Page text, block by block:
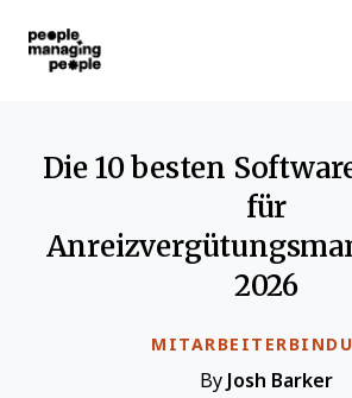
Die 10 besten
für
2026
By Josh Barker